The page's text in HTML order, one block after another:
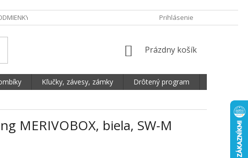
OCHRANY OSOBNÝCH ÚDAJOV DOPRAVA A PLATBA
Prihlásenie
NÁKUPNÝ KOŠÍK
Prázdny košík
Kľučky, závesy, zámky Drôtený program
MERIVOBOX, biela, SW-M